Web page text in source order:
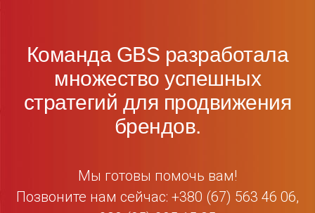
Команда GBS разработала
множество успешных
стратегий для продвижения
брендов.
Мы готовы помочь вам!
Позвоните нам сейчас: +380 (67) 563 46 06,